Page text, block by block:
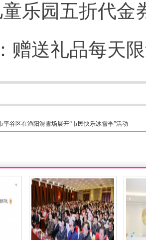
乐园五折代金
赠送礼品每天
平谷区在渔阳滑雪场展开“市民快乐冰雪季”活动